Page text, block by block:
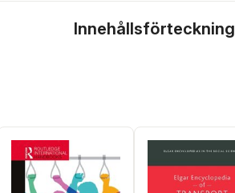
Innehållsförteckning